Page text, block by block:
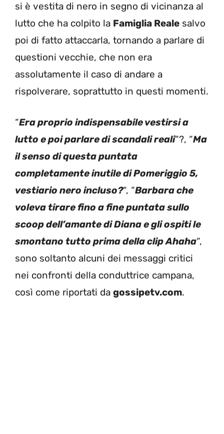
si è vestita di nero in segno di vicinanza al
lutto che ha colpito la Famiglia Reale salvo
poi di fatto attaccarla, tornando a parlare di
questioni vecchie, che non era
assolutamente il caso di andare a
rispolverare, soprattutto in questi momenti.
“Era proprio indispensabile vestirsi a
lutto e poi parlare di scandali reali“?, “Ma
il senso di questa puntata
completamente inutile di Pomeriggio 5,
vestiario nero incluso?“, “Barbara che
voleva tirare fino a fine puntata sullo
scoop dell’amante di Diana e gli ospiti le
smontano tutto prima della clip Ahaha“,
sono soltanto alcuni dei messaggi critici
nei confronti della conduttrice campana,
così come riportati da gossipetv.com.